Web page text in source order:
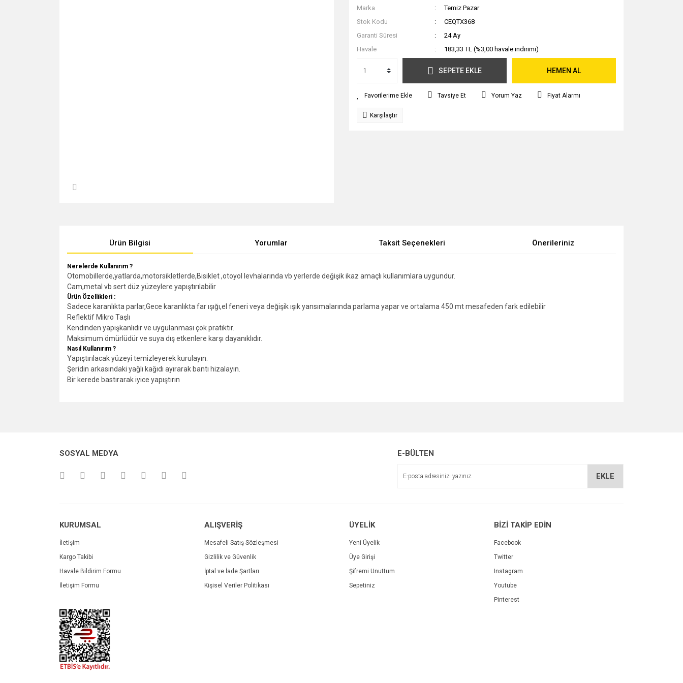
Marka
Temiz Pazar
Stok Kodu
CEQTX368
Garanti Süresi
24 Ay
Havale
183,33 TL (%3,00 havale indirimi)
SEPETE EKLE HEMEN AL
Tavsiye Et Yorum Yaz Fiyat Alarmı
Karşılaştır
Ürün Bilgisi Yorumlar Taksit Seçenekleri Önerileriniz
Nerelerde Kullanırım ?
Otomobillerde,yatlarda,motorsikletlerde,Bisiklet ,otoyol levhalarında vb yerlerde değişik ikaz amaçlı kullanımlara uygundur.
Cam,metal vb sert düz yüzeylere yapıştırılabilir
Ürün Özellikleri :
Sadece karanlıkta parlar,Gece karanlıkta far ışığı,el feneri veya değişik ışık yansımalarında parlama yapar ve ortalama 450 mt mesafeden fark edilebilir
Reflektif Mikro Taşlı
Kendinden yapışkanlıdır ve uygulanması çok pratiktir.
Maksimum ömürlüdür ve suya dış etkenlere karşı dayanıklıdır.
Nasıl Kullanırım ?
Yapıştırılacak yüzeyi temizleyerek kurulayın.
Şeridin arkasındaki yağlı kağıdı ayırarak bantı hizalayın.
Bir kerede bastırarak iyice yapıştırın
Ürün açıklamasında eksik bilgiler bulunuyor.
SOSYAL MEDYA E-BÜLTEN
EKLE
KURUMSAL
İletişim
Kargo Takibi
Havale Bildirim Formu
İletişim Formu
ALIŞVERİŞ
Mesafeli Satış Sözleşmesi
Gizlilik ve Güvenlik
İptal ve İade Şartları
Kişisel Veriler Politikası
ÜYELİK
Yeni Üyelik
Üye Girişi
Şifremi Unuttum
Sepetiniz
BİZİ TAKİP EDİN
Facebook
Twitter
Instagram
Youtube
Pinterest